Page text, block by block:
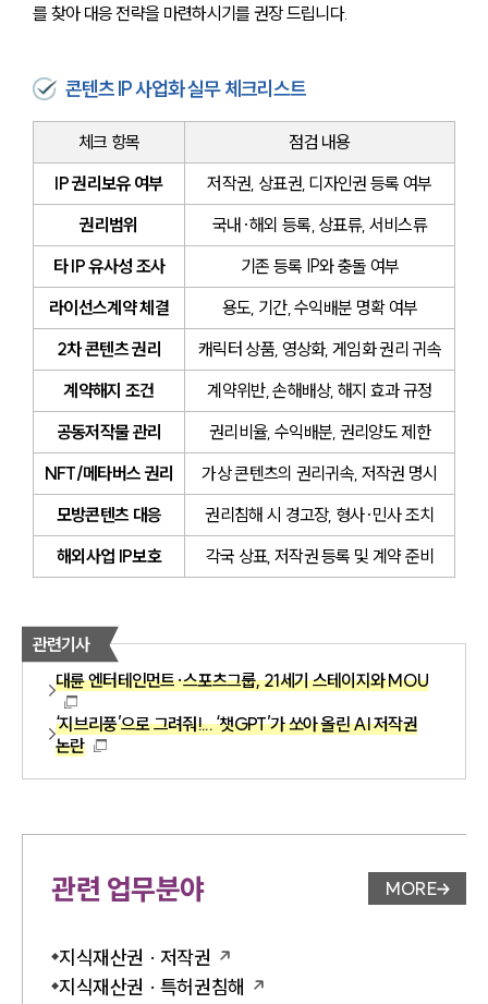
를 찾아 대응 전략을 마련하시기를 권장 드립니다.
콘텐츠 IP 사업화 실무 체크리스트
체크 항목
점검 내용
IP 권리보유 여부
저작권, 상표권, 디자인권 등록 여부
권리범위
국내·해외 등록, 상표류, 서비스류
타 IP 유사성 조사
기존 등록 IP와 충돌 여부
라이선스계약 체결
용도, 기간, 수익배분 명확 여부
2차 콘텐츠 권리
캐릭터 상품, 영상화, 게임화 권리 귀속
계약해지 조건
계약위반, 손해배상, 해지 효과 규정
공동저작물 관리
권리비율, 수익배분, 권리양도 제한
NFT/메타버스 권리
가상 콘텐츠의 권리귀속, 저작권 명시
모방콘텐츠 대응
권리침해 시 경고장, 형사·민사 조치
해외사업 IP보호
각국 상표, 저작권 등록 및 계약 준비
관련기사
대륜 엔터테인먼트·스포츠그룹, 21세기 스테이지와 MOU
‘지브리풍’으로 그려줘!... ‘챗GPT’가 쏘아 올린 AI 저작권
논란
관련 업무분야 업무분야
MORE
지식재산권 · 저작권
지식재산권 · 특허권침해